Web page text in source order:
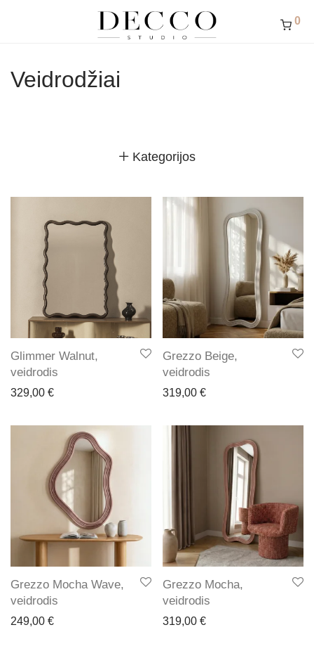
0
Veidrodžiai
Kategorijos
Glimmer Walnut,
veidrodis
329,00 €
Grezzo Beige,
veidrodis
319,00 €
Grezzo Mocha Wave,
veidrodis
249,00 €
Grezzo Mocha,
veidrodis
319,00 €